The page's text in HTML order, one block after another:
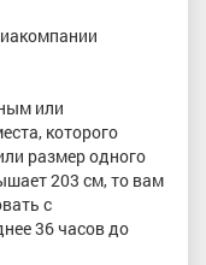
или
которого
размер одного
203 см, то вам
с
36 часов до